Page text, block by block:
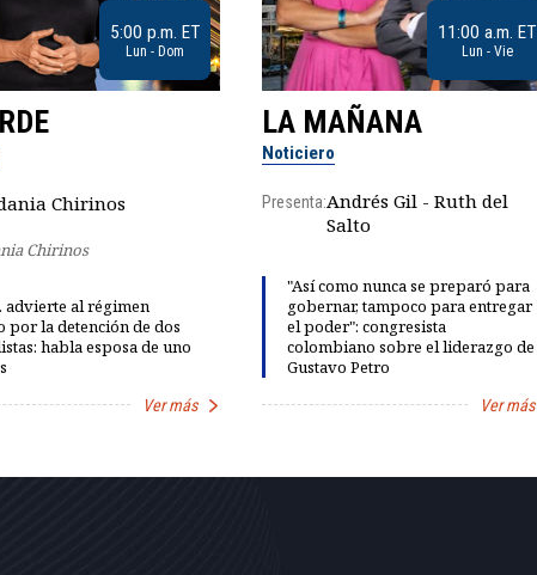
5:00 p.m. ET
Lun - Dom
Chirinos
Chirinos
advierte al régimen
por la detención de dos
habla esposa de uno
Ver más
11:00 a.m. ET
Lun - Vie
LA MAÑANA
Noticiero
Presenta:Andrés Gil - Ruth del
Salto
"Así como nunca se preparó para
gobernar, tampoco para entregar
el poder": congresista
colombiano sobre el liderazgo de
Gustavo Petro
Ver más